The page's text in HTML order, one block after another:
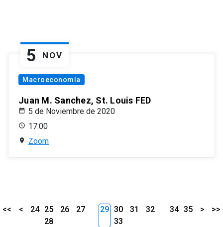
5 NOV
Macroeconomía
Juan M. Sanchez, St. Louis FED
5 de Noviembre de 2020
17:00
Zoom
<< < 24 25 26
27
28
29 30 31
32
33
34 35 > >>